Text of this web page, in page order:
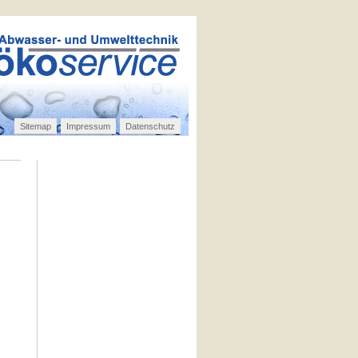
Sitemap Impressum Datenschutz